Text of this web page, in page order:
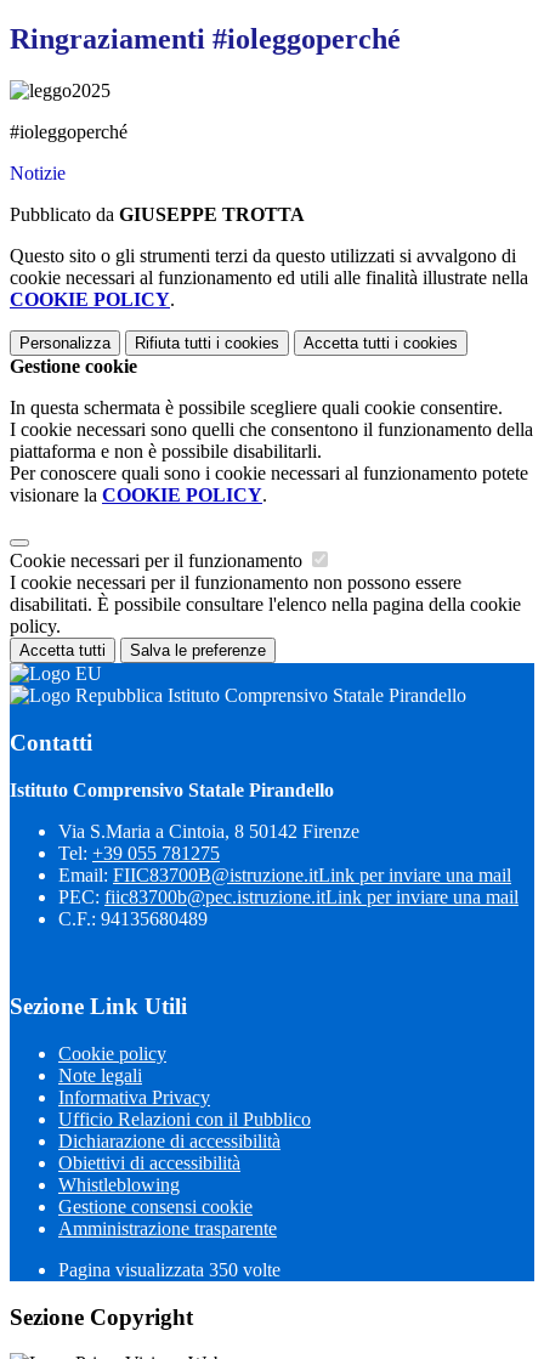
Ringraziamenti #ioleggoperché
#ioleggoperché
Notizie
Pubblicato da GIUSEPPE TROTTA
Questo sito o gli strumenti terzi da questo utilizzati si avvalgono di
cookie necessari al funzionamento ed utili alle finalità illustrate nella
COOKIE POLICY.
Personalizza Rifiuta tutti i cookies Accetta tutti i cookies
Gestione cookie
In questa schermata è possibile scegliere quali cookie consentire.
I cookie necessari sono quelli che consentono il funzionamento della
piattaforma e non è possibile disabilitarli.
Per conoscere quali sono i cookie necessari al funzionamento potete
visionare la COOKIE POLICY.
Cookie necessari per il funzionamento
I cookie necessari per il funzionamento non possono essere
disabilitati. È possibile consultare l'elenco nella pagina della cookie
policy.
Accetta tutti Salva le preferenze
Istituto Comprensivo Statale Pirandello
Contatti
Istituto Comprensivo Statale Pirandello
Via S.Maria a Cintoia, 8 50142 Firenze
Tel: +39 055 781275
Email: FIIC83700B@istruzione.itLink per inviare una mail
PEC: fiic83700b@pec.istruzione.itLink per inviare una mail
C.F.: 94135680489
Sezione Link Utili
Cookie policy
Note legali
Informativa Privacy
Ufficio Relazioni con il Pubblico
Dichiarazione di accessibilità
Obiettivi di accessibilità
Whistleblowing
Gestione consensi cookie
Amministrazione trasparente
Pagina visualizzata 350 volte
Sezione Copyright